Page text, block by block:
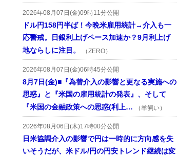
2026年08月07日(金)09時11分公開
ドル円158円半ば！今晩米雇用統計→介入も一
応警戒。日銀利上げペース加速か？9月利上げ
地ならしに注目。
（ZERO）
2026年08月07日(金)06時45分公開
8月7日(金)■『為替介入の影響と更なる実施への
思惑』と『米国の雇用統計の発表』、そして
『米国の金融政策への思惑(利上…
（羊飼い）
2026年08月06日(木)17時00分公開
日米協調介入の影響で円は一時的に方向感を失
いそうだが、米ドル/円の円安トレンド継続は変